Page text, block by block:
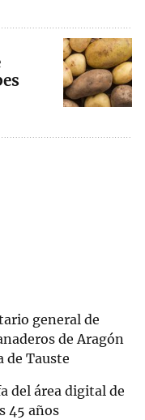
general de
de Aragón
de Tauste
del área digital de
45 años